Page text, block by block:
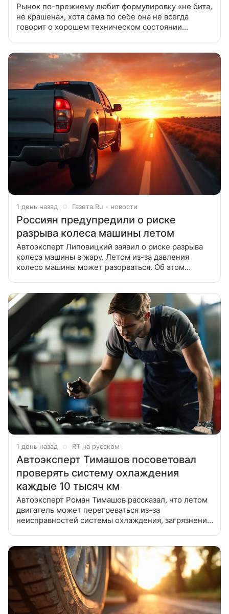
Рынок по-прежнему любит формулировку «не бита,
не крашена», хотя сама по себе она не всегда
говорит о хорошем техническом состоянии
1 день назад Газета.Ru - новости
Россиян предупредили о риске
разрыва колеса машины летом
Автоэксперт Липовицкий заявил о риске разрыва
колеса машины в жару. Летом из-за давления
колесо машины может разорваться. Об этом
1 день назад RT на русском
Автоэксперт Тимашов посоветовал
проверять систему охлаждения
каждые 10 тысяч км
Автоэксперт Роман Тимашов рассказал, что летом
двигатель может перегреваться из-за
неисправностей системы охлаждения, загрязнения